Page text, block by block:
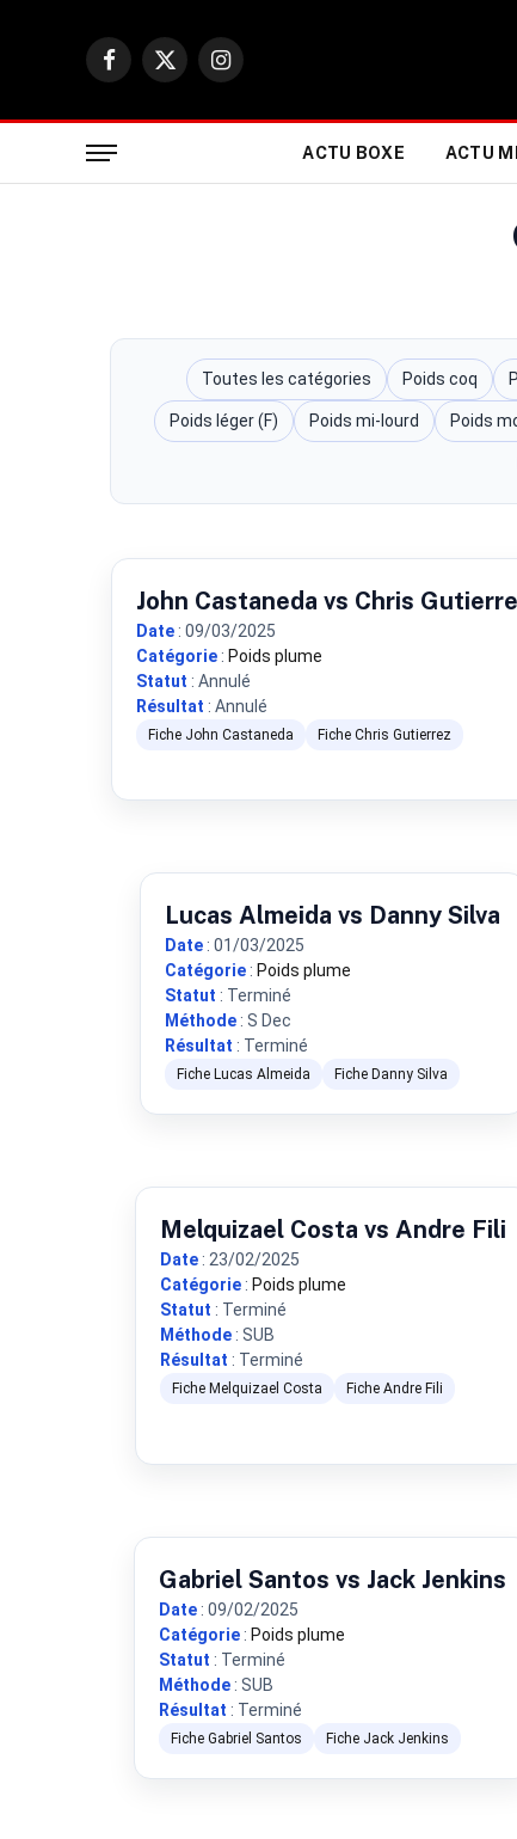
Facebook
X
Instagram
ACTU BOXE ACTU
Toutes les catégories Poids coq
Poids léger (F) Poids mi-lourd Poids
John Castaneda vs Chris
Date: 09/03/2025
Catégorie: Poids plume
Statut : Annulé
Résultat : Annulé
Fiche John Castaneda Fiche Chris Gutierrez
Lucas Almeida vs Danny Silva
Date : 01/03/2025
Catégorie : Poids plume
Statut : Terminé
Méthode : S Dec
Résultat : Terminé
Fiche Lucas Almeida Fiche Danny Silva
Melquizael Costa vs Andre Fili
Date: 23/02/2025
Catégorie: Poids plume
Statut : Terminé
Méthode: SUB
Résultat : Terminé
Fiche Melquizael Costa Fiche Andre Fili
Gabriel Santos vs Jack Jenkins
Date : 09/02/2025
Catégorie : Poids plume
Statut : Terminé
Méthode : SUB
Résultat : Terminé
Fiche Gabriel Santos Fiche Jack Jenkins